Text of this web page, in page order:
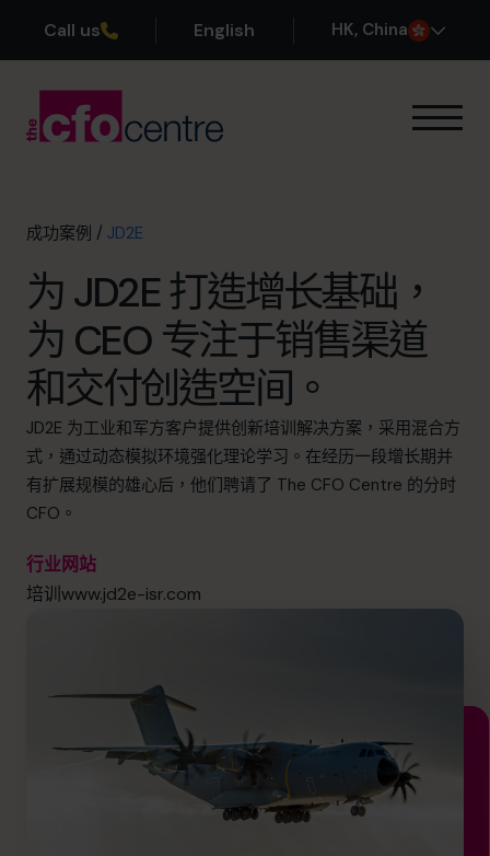
Call us English HK, China
我们的首席财务官
关于我们
加入团队
预约咨询电话
+852 2319 4705
info@cfocentre.com.hk
成功案例 / JD2E
为 JD2E 打造增长基础，
为 CEO 专注于销售渠道
和交付创造空间。
JD2E 为工业和军方客户提供创新培训解决方案，采用混合方
式，通过动态模拟环境强化理论学习。在经历一段增长期并
有扩展规模的雄心后，他们聘请了 The CFO Centre 的分时
CFO。
行业
培训
网站
www.jd2e-isr.com